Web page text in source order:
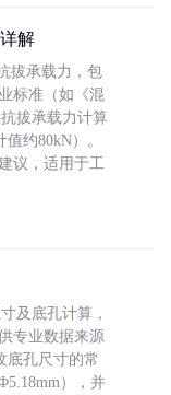
解
拔承载力，包
标准（如《混
拔承载力计算
约80kN）。
议，适用于工
及底孔计算，
专业数据来源
底孔尺寸的常
），并